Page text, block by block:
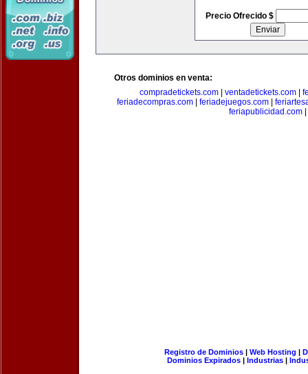
Precio Ofrecido $
Otros dominios en venta:
compradetickets.com| ventadetickets.com|
feriadecompras.com| feriadejuegos.com|
feriapublicidad.com|
Registro de Dominios| Web Hosting |
Dominios Expirados | Industrias |